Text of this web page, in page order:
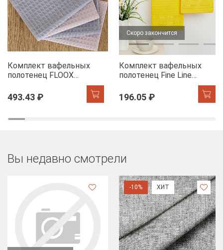
Комплект вафельных
полотенец FLOOX
голубой/сирень
493.43 ₽
Скоро закончится
Комплект вафельных
полотенец Fine Line
хангере
196.05 ₽
Вы недавно смотрели
-10% ХИТ